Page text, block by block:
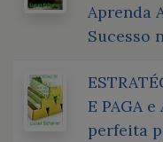
Aprenda
Sucesso
E PAGA
perfeita